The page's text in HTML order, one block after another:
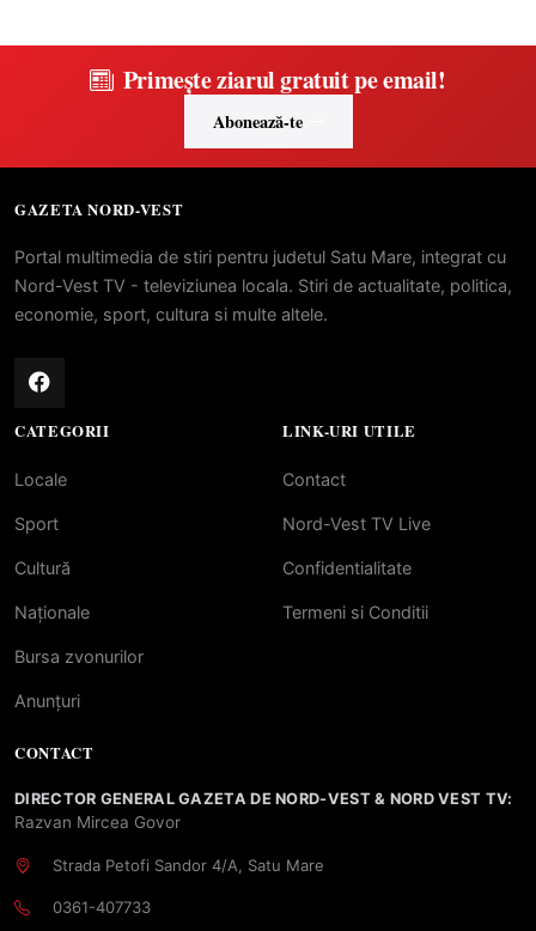
Primește ziarul gratuit pe email!
Abonează-te
GAZETA NORD-VEST
Portal multimedia de stiri pentru judetul Satu Mare, integrat cu
Nord-Vest TV - televiziunea locala. Stiri de actualitate, politica,
economie, sport, cultura si multe altele.
CATEGORII
Locale
Sport
Cultură
Naționale
Bursa zvonurilor
Anunțuri
LINK-URI UTILE
Contact
Nord-Vest TV Live
Confidentialitate
Termeni si Conditii
CONTACT
DIRECTOR GENERAL GAZETA DE NORD-VEST & NORD VEST TV:
Razvan Mircea Govor
Strada Petofi Sandor 4/A, Satu Mare
0361-407733